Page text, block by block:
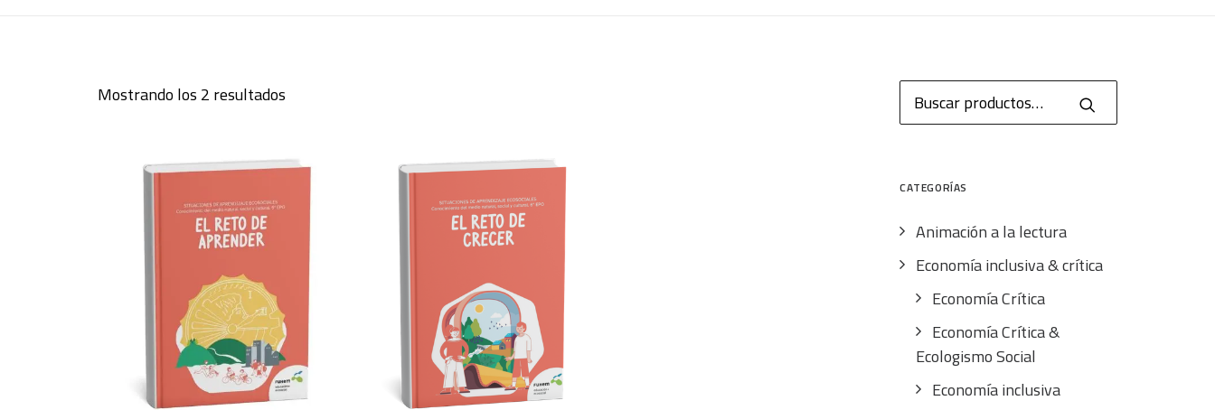
Mostrando los 2 resultados
Buscar
por:
CATEGORÍAS
Animación a la lectura
Economía inclusiva & crítica
Economía Crítica
Economía Crítica &
Ecologismo Social
Economía inclusiva